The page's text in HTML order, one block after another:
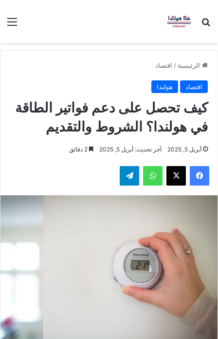
بحث عن
الرئيسية / اقتصاد
اقتصاد هولندا
كيف تحصل على دعم فواتير الطاقة
في هولندا؟ الشروط والتقديم
أبريل 5, 2025 آخر تحديث: أبريل 5, 2025
فيسبوك ‫X واتساب تيلقرام